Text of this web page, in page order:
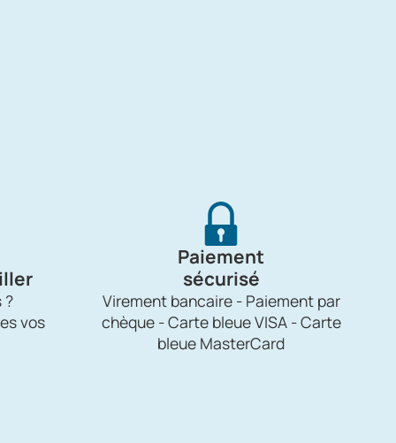
?
vos
Paiement
sécurisé
Virement bancaire - Paiement par
chèque - Carte bleue VISA - Carte
bleue MasterCard